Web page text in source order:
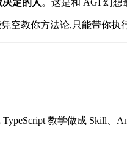
定的人 。这是和 AGI 幻
凭空教你方法论,只能带你
教学做成 Skill